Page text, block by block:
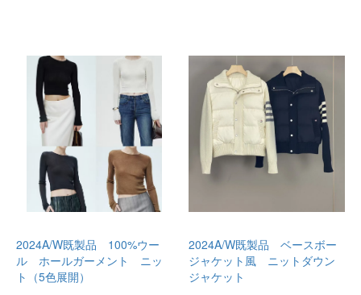
2024A/W既製品 100%ウー
ル ホールガーメント ニッ
ト（5色展開）
2024A/W既製品 ベースボー
ジャケット風 ニットダウン
ジャケット